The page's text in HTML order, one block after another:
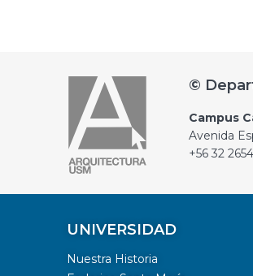
©
Campus
Avenida
+56 32
UNIVERSIDAD
Nuestra Historia